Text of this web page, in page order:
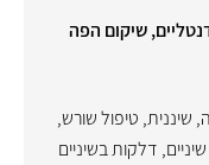
שיקום הפה
, שיננית, טיפול שורש,
, דלקות בשיניים